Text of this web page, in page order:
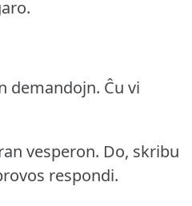
demandojn. Ĉu vi
vesperon. Do, skribu
respondi.